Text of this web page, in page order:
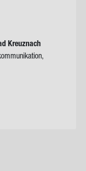
Kreuz­nach